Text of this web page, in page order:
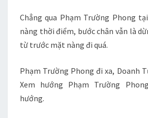
Chẳng qua Phạm Trường Phong
nàng thời điểm, bước chân vẫn là
từ trước mặt nàng đi quá.
Phạm Trường Phong đi xa, Doanh
Xem hướng Phạm Trường
hướng.